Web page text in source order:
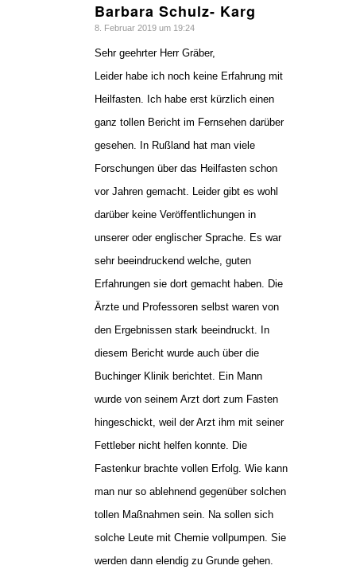
Barbara Schulz- Karg
sagte:
8. Februar 2019 um 19:24
Sehr geehrter Herr Gräber,
Leider habe ich noch keine Erfahrung mit
Heilfasten. Ich habe erst kürzlich einen
ganz tollen Bericht im Fernsehen darüber
gesehen. In Rußland hat man viele
Forschungen über das Heilfasten schon
vor Jahren gemacht. Leider gibt es wohl
darüber keine Veröffentlichungen in
unserer oder englischer Sprache. Es war
sehr beeindruckend welche, guten
Erfahrungen sie dort gemacht haben. Die
Ärzte und Professoren selbst waren von
den Ergebnissen stark beeindruckt. In
diesem Bericht wurde auch über die
Buchinger Klinik berichtet. Ein Mann
wurde von seinem Arzt dort zum Fasten
hingeschickt, weil der Arzt ihm mit seiner
Fettleber nicht helfen konnte. Die
Fastenkur brachte vollen Erfolg. Wie kann
man nur so ablehnend gegenüber solchen
tollen Maßnahmen sein. Na sollen sich
solche Leute mit Chemie vollpumpen. Sie
werden dann elendig zu Grunde gehen.